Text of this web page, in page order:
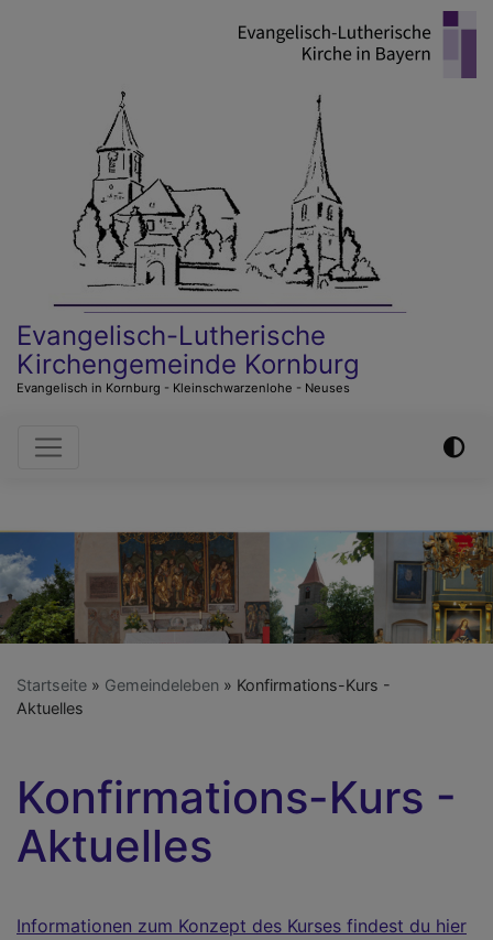
Evangelisch-Lutherische
Kirchengemeinde Kornburg
Evangelisch in Kornburg - Kleinschwarzenlohe - Neuses
Hauptnavigation
Startseite Gemeindeleben
Konfirmations-Kurs -
Aktuelles
Konfirmations-Kurs -
Aktuelles
Informationen zum Konzept des Kurses findest du hier